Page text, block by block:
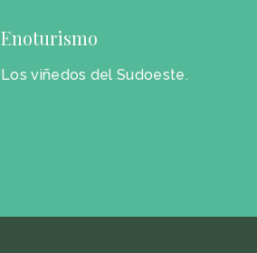
Enoturismo
Los viñedos del Sudoeste.